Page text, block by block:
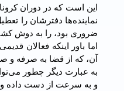
این است که در دوران
نماینده‌ها دفترشان را
ضروری بود، را به دوش
اما باور اینکه فعالان
آن، که از قضا به صرفه
به عبارت دیگر چطور
و به سرعت از دست داده و